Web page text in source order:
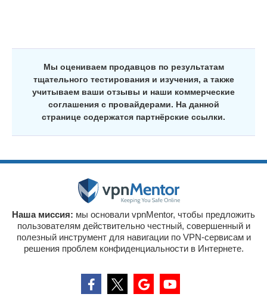
Мы оцениваем продавцов по результатам
тщательного тестирования и изучения, а также
учитываем ваши отзывы и наши коммерческие
соглашения с провайдерами. На данной
странице содержатся партнёрские ссылки.
Наша миссия: мы основали vpnMentor, чтобы предложить
пользователям действительно честный, совершенный и
полезный инструмент для навигации по VPN-сервисам и
решения проблем конфиденциальности в Интернете.